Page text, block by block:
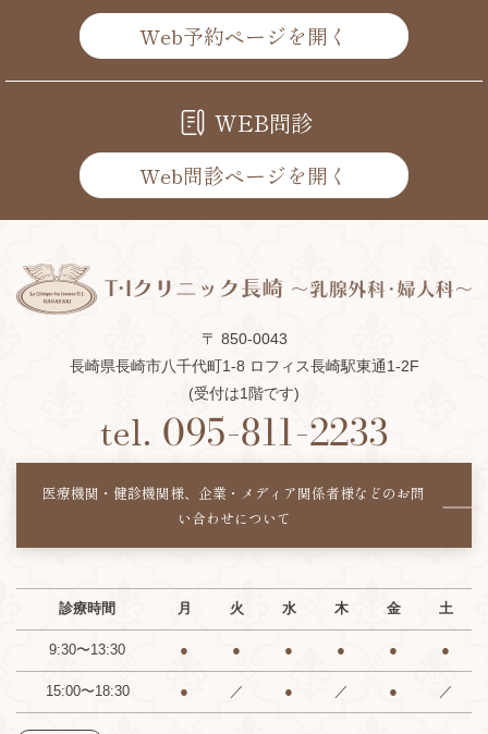
Web予約ページを開く
WEB問診
Web問診ページを開く
〒 850-0043
長崎県長崎市八千代町1-8 ロフィス長崎駅東通1-2F
(受付は1階です)
tel. 095-811-2233
医療機関・健診機関様、企業・メディア関係者様などのお問
い合わせについて
診療時間 月 火 水 木 金 土
9:30〜13:30 ● ● ● ● ● ●
15:00〜18:30 ● ／ ● ／ ● ／